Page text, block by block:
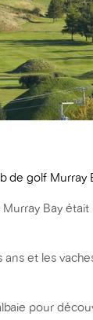
de golf Murray
Bay
ans et les
pour